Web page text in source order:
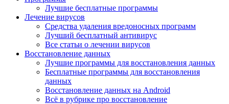
Лучшие бесплатные программы
Лечение вирусов
Средства удаления вредоносных программ
Лучший бесплатный антивирус
Все статьи о лечении вирусов
Восстановление данных
Лучшие программы для восстановления данных
Бесплатные программы для восстановления
данных
Восстановление данных на Android
Всё в рубрике про восстановление